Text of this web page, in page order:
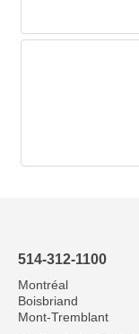
514-312-1100
Montréal
Boisbriand
Mont-Tremblant